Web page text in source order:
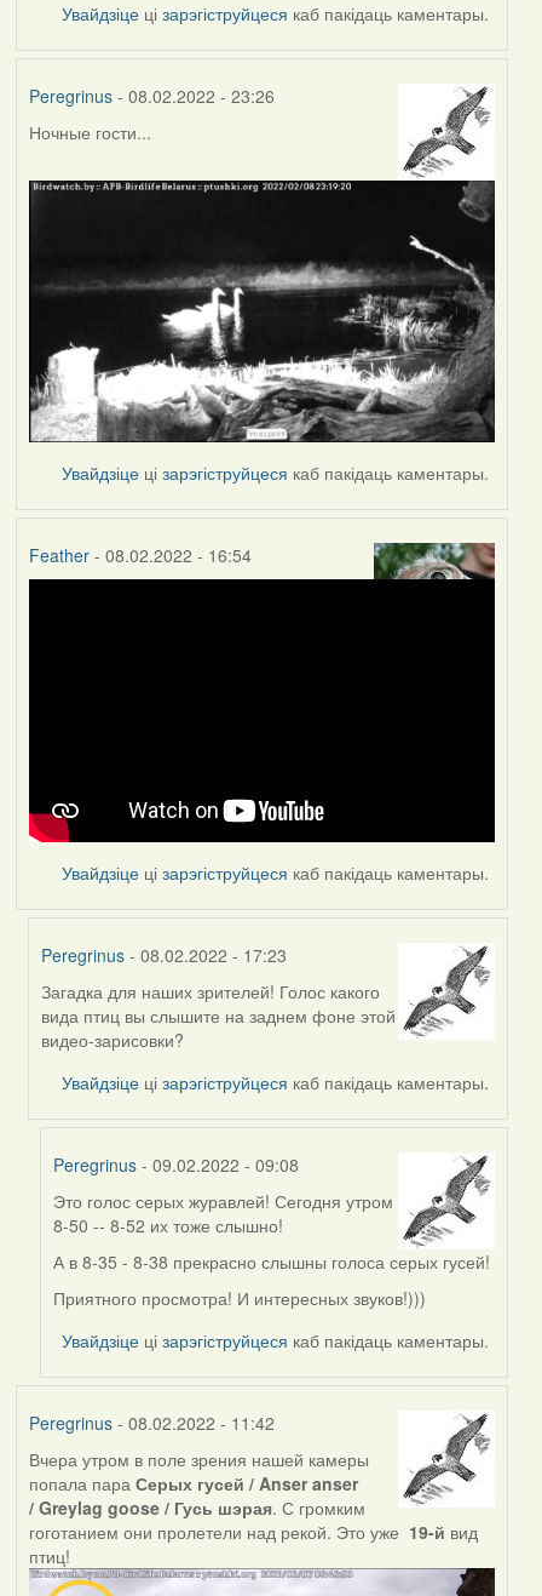
Увайдзіце цізарэгіструйцеся каб пакідаць каментары.
Peregrinus- 08.02.2022 - 23:26
Ночные гости...
Увайдзіце цізарэгіструйцеся каб пакідаць каментары.
Feather- 08.02.2022 - 16:54
Увайдзіце цізарэгіструйцеся каб пакідаць каментары.
Peregrinus - 08.02.2022 - 17:23
In
reply
to
Feather
Загадка для наших зрителей! Голос какого
вида птиц вы слышите на заднем фоне этой
видео-зарисовки?
Увайдзіце цізарэгіструйцеся каб пакідаць каментары.
Peregrinus - 09.02.2022 - 09:08
In
reply
to
Peregrinus
Это голос серых журавлей! Сегодня утром
8-50 -- 8-52 их тоже слышно!
А в 8-35 - 8-38 прекрасно слышны голоса серых гусей!
Приятного просмотра! И интересных звуков!)))
Увайдзіце цізарэгіструйцеся каб пакідаць каментары.
Peregrinus- 08.02.2022 - 11:42
Вчера утром в поле зрения нашей камеры
попала пара Серых гусей / Anser anser
/ Greylag goose / Гусь шэрая. С громким
гоготанием они пролетели над рекой. Это уже 19-й вид
птиц!